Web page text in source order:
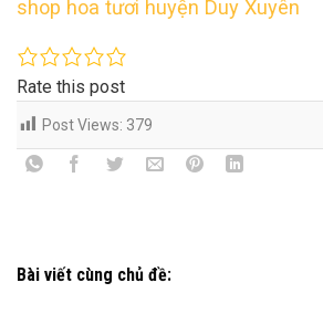
shop hoa tươi huyện Duy Xuyên
Rate this post
Post Views: 379
Bài viết cùng chủ đề: